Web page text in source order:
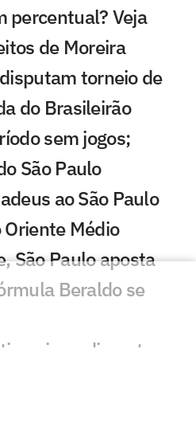
percentual? Veja
de Moreira
torneio de
do Brasileirão
sem jogos;
São Paulo
ao São Paulo
Médio
São Paulo aposta
Beraldo se
impedimento